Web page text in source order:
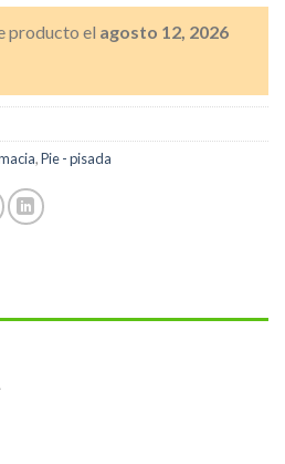
producto el agosto 12, 2026
,Pie - pisada